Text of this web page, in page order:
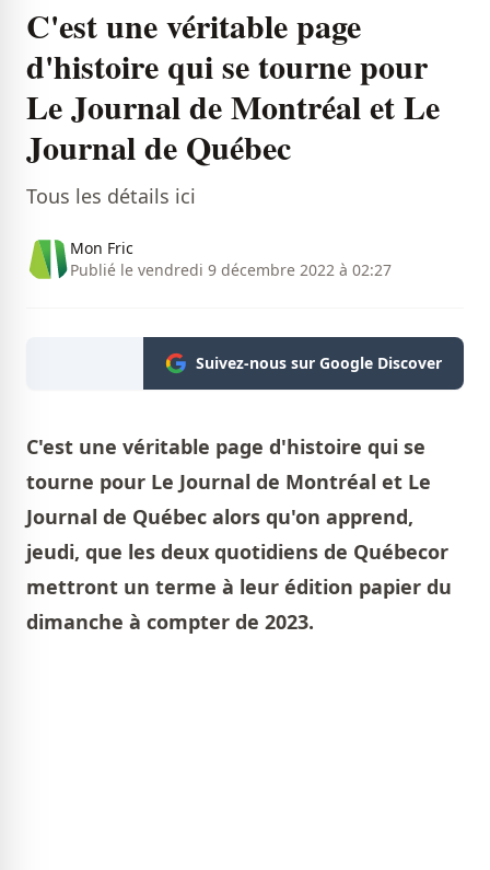
C'est une véritable page
d'histoire qui se tourne pour
Le Journal de Montréal et Le
Journal de Québec
Tous les détails ici
Mon Fric
Publié le vendredi 9 décembre 2022 à 02:27
Suivez-nous sur Google Discover
C'est une véritable page d'histoire qui se
tourne pour Le Journal de Montréal et Le
Journal de Québec alors qu'on apprend,
jeudi, que les deux quotidiens de Québecor
mettront un terme à leur édition papier du
dimanche à compter de 2023.